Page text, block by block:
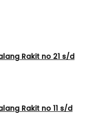
Rakit no 21 s/d
Rakit no 11 s/d